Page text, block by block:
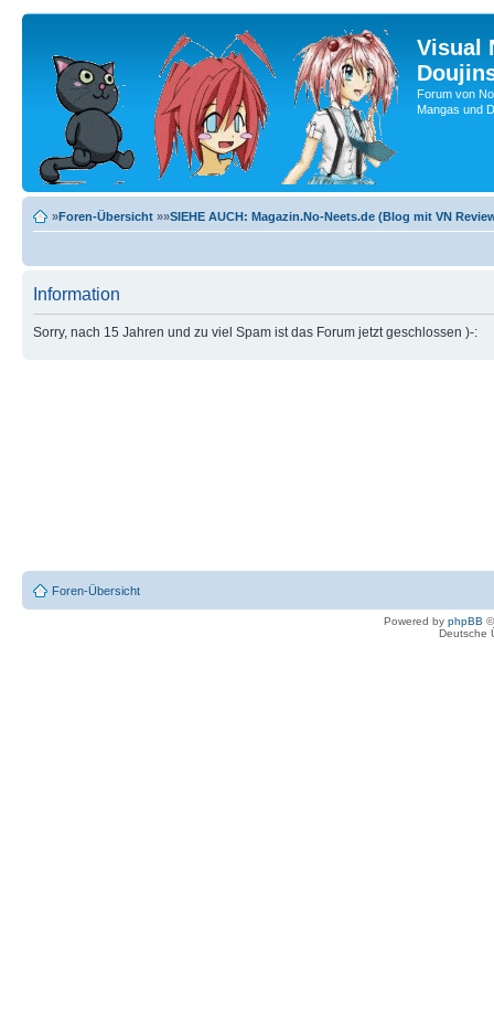
Visual
Forum von
Mangas und
»Foren-Übersicht »»SIEHE AUCH: Magazin.No-Neets.de (Blog mit VN
Information
Sorry, nach 15 Jahren und zu viel Spam ist das Forum jetzt geschlossen )-:
Foren-Übersicht
Powered by phpBB
Deutsche